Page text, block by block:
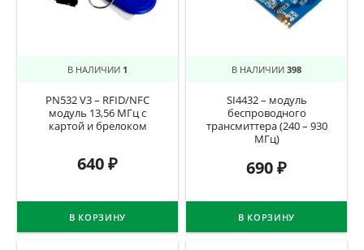
В НАЛИЧИИ 1
PN532 V3 – RFID/NFC
модуль 13,56 МГц c
картой и брелоком
640₽
В КОРЗИНУ
В НАЛИЧИИ 398
SI4432 – модуль
беспроводного
трансмиттера (240 – 930
МГц)
690₽
В КОРЗИНУ